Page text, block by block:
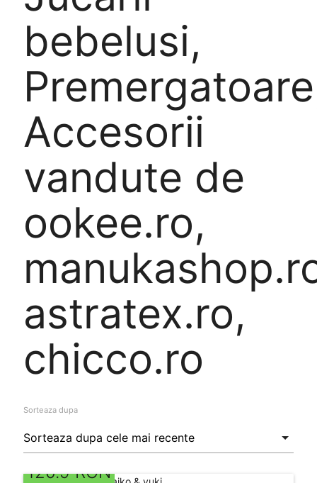
bebelusi,
Accesorii
vandute de
ookee.ro,
astratex.ro,
chicco.ro
Sorteaza dupa
120.9 RON